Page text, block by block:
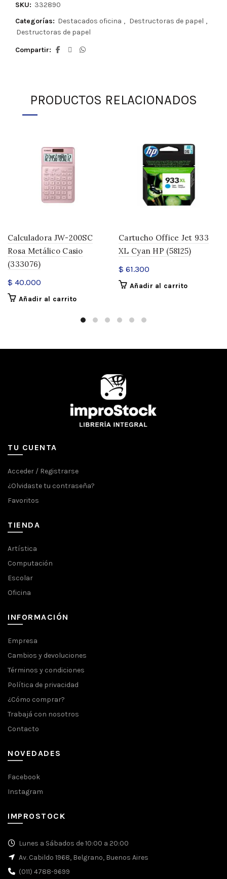
SKU: 332890
Categorías: Destacados oficina , Destructoras de papel ,
Destructoras de papel
Compartir
PRODUCTOS RELACIONADOS
Calculadora JW-200SC
Rosa Metálico Casio
(333076)
$ 40.000
Añadir al carrito
Cartucho Office Jet 933
XL Cyan HP (58125)
$ 61.300
Añadir al carrito
TU CUENTA
Acceder / Registrarse
¿Olvidaste tu contraseña?
Favoritos
TIENDA
Artística
Computación
Escolar
Oficina
INFORMACIÓN
Empresa
Cambios y devoluciones
Términos y condiciones
Política de privacidad
¿Cómo comprar?
Trabajá con nosotros
Contacto
NOVEDADES
Facebook
Instagram
IMPROSTOCK
Lunes a Sábados de 10:00 a 20:00
Av. Cabildo 1968, Belgrano, Buenos Aires
(011) 4788-9699